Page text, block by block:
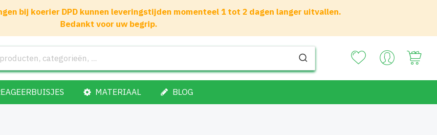
bij koerier DPD kunnen leveringstijden momenteel 1 tot 2 dagen langer uitvallen.
Bedankt voor uw begrip.
MATERIAAL BLOG